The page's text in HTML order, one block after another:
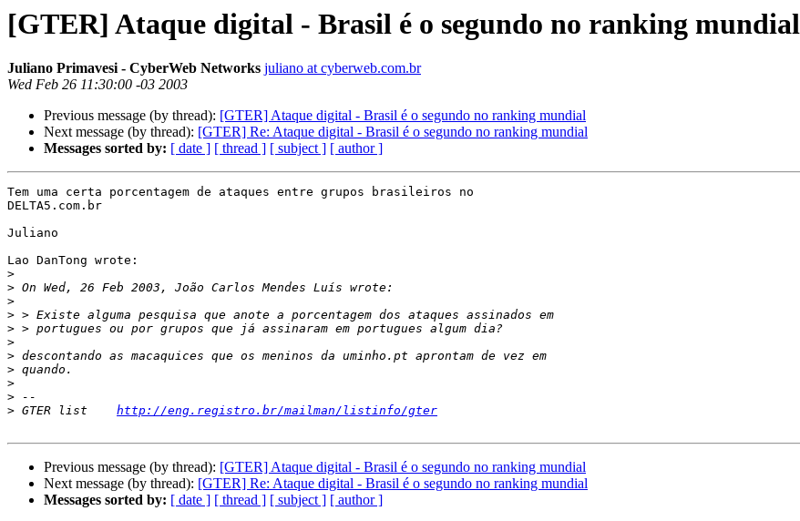
[GTER] Ataque digital - Brasil é o segundo no ranking mundial
Juliano Primavesi - CyberWeb Networks juliano at cyberweb.com.br
Wed Feb 26 11:30:00 -03 2003
Previous message (by thread): [GTER] Ataque digital - Brasil é o segundo no ranking mundial
Next message (by thread): [GTER] Re: Ataque digital - Brasil é o segundo no ranking mundial
Messages sorted by: [ date ] [ thread ] [ subject ] [ author ]
Tem uma certa porcentagem de ataques entre grupos brasileiros no
DELTA5.com.br
Juliano
Lao DanTong wrote:
>
>
>
>
>
>
>
>
>
>
> GTER list http://eng.registro.br/mailman/listinfo/gter
Previous message (by thread): [GTER] Ataque digital - Brasil é o segundo no ranking mundial
Next message (by thread): [GTER] Re: Ataque digital - Brasil é o segundo no ranking mundial
Messages sorted by: [ date ] [ thread ] [ subject ] [ author ]